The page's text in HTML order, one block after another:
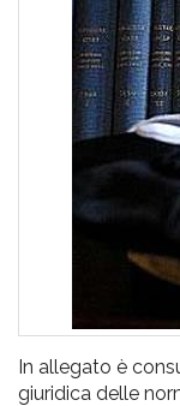
In allegato è
giuridica delle